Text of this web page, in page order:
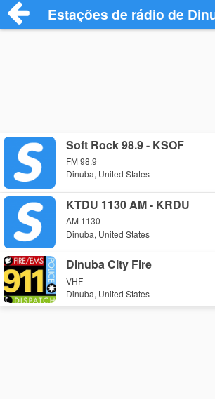
Estações de rádio de
Soft Rock 98.9 - KSOF
FM 98.9
Dinuba, United States
KTDU 1130 AM - KRDU
AM 1130
Dinuba, United States
Dinuba City Fire
VHF
Dinuba, United States